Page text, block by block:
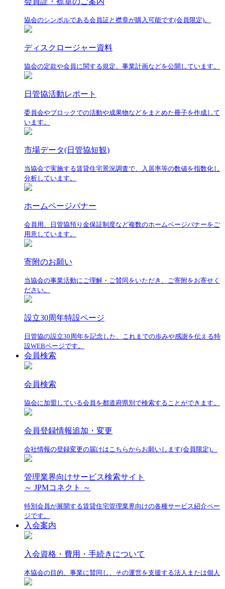
協会のシンボルである会員証と襟章が購入可能です(会員限定)。
ディスクロージャー資料
協会の定款や会員に関する規定、事業計画などを公開しています。
日管協活動レポート
委員会やブロックでの活動や成果物などをまとめた冊子を作成して
います。
市場データ(日管協短観)
当協会で実施する賃貸住宅景況調査で、入居率等の数値を指数化し
分析しています。
ホームページバナー
会員用、日管協預り金保証制度など複数のホームページバナーをご
用意しています。
寄附のお願い
当協会の事業活動にご理解・ご賛同をいただき、ご寄附をお寄せく
ださい。
設立30周年特設ページ
日管協の設立30周年を記念した、これまでの歩みや感謝を伝える特
設WEBページです。
会員検索
会員検索
協会に加盟している会員を都道府県別で検索することができます。
会員登録情報追加・変更
会社情報の登録変更の届けはこちらからお願いします(会員限定)。
管理業界向けサービス検索サイト
～ JPMコネクト ～
特別会員が展開する賃貸住宅管理業界向けの各種サービス紹介ペー
ジです。
入会案内
入会資格・費用・手続きについて
本協会の目的、事業に賛同し、その運営を支援する法人または個人